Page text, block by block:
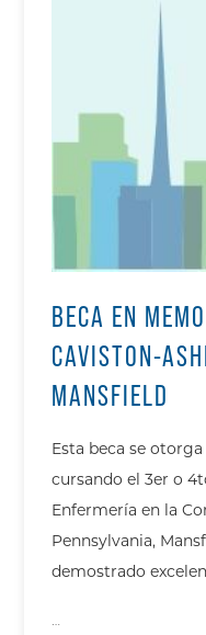
BECA EN
CAVISTON-
MANSFIELD
Esta beca se
cursando el 3er o
Enfermería en la
Pennsylvania,
demostrado
…